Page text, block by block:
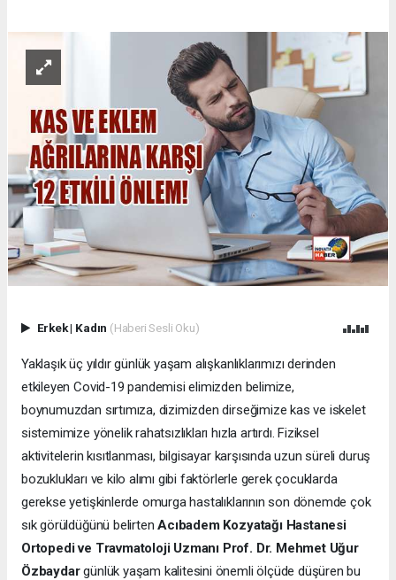
Erkek| Kadın (Haberi Sesli Oku)
Yaklaşık üç yıldır günlük yaşam alışkanlıklarımızı derinden
etkileyen Covid-19 pandemisi elimizden belimize,
boynumuzdan sırtımıza, dizimizden dirseğimize kas ve iskelet
sistemimize yönelik rahatsızlıkları hızla artırdı. Fiziksel
aktivitelerin kısıtlanması, bilgisayar karşısında uzun süreli duruş
bozuklukları ve kilo alımı gibi faktörlerle gerek çocuklarda
gerekse yetişkinlerde omurga hastalıklarının son dönemde çok
sık görüldüğünü belirtenAcıbadem Kozyatağı Hastanesi
Ortopedi ve Travmatoloji Uzmanı Prof. Dr. Mehmet Uğur
Özbaydargünlük yaşam kalitesini önemli ölçüde düşüren bu